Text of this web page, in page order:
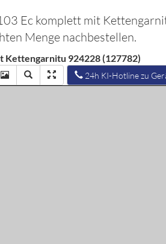
Ec komplett mit
Menge nachbestellen.
Kettengarnitu 924228 (127782)
24h KI-Hotline zu